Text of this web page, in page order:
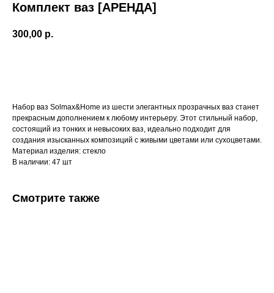
Комплект ваз [АРЕНДА]
300,00 р.
Набор ваз Solmax&Home из шести элегантных прозрачных ваз станет
прекрасным дополнением к любому интерьеру. Этот стильный набор,
состоящий из тонких и невысоких ваз, идеально подходит для
создания изысканных композиций с живыми цветами или сухоцветами.
Материал изделия: стекло
В наличии: 47 шт
Смотрите также